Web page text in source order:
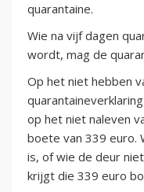
quarantaine.
Wie na vijf dagen
wordt, mag de
Op het niet hebben
op het niet naleven
boete van 339 euro.
is, of wie de deur
krijgt die 339 euro